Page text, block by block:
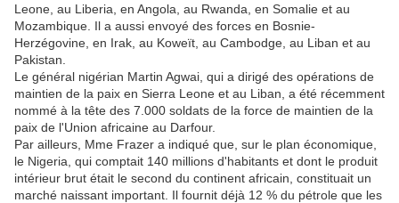
Leone, au Liberia, en Angola, au Rwanda, en Somalie et au
Mozambique. Il a aussi envoyé des forces en Bosnie-
Herzégovine, en Irak, au Koweït, au Cambodge, au Liban et au
Pakistan.
Le général nigérian Martin Agwai, qui a dirigé des opérations de
maintien de la paix en Sierra Leone et au Liban, a été récemment
nommé à la tête des 7.000 soldats de la force de maintien de la
paix de l'Union africaine au Darfour.
Par ailleurs, Mme Frazer a indiqué que, sur le plan économique,
le Nigeria, qui comptait 140 millions d'habitants et dont le produit
intérieur brut était le second du continent africain, constituait un
marché naissant important. Il fournit déjà 12 % du pétrole que les